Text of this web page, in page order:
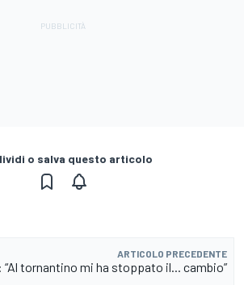
o salva questo articolo
ARTICOLO PRECEDENTE
“Al tornantino mi ha stoppato il... cambio”